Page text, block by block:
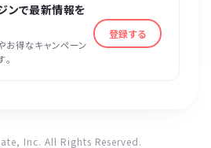
ンで最新情報を
お得なキャンペーン
登録する
Inc. All Rights Reserved.